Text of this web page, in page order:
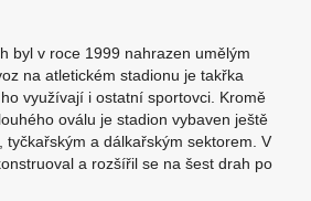
byl v roce 1999 nahrazen umělým
na atletickém stadionu je takřka
využívají i ostatní sportovci. Kromě
oválu je stadion vybaven ještě
tyčkařským a dálkařským sektorem. V
a rozšířil se na šest drah po